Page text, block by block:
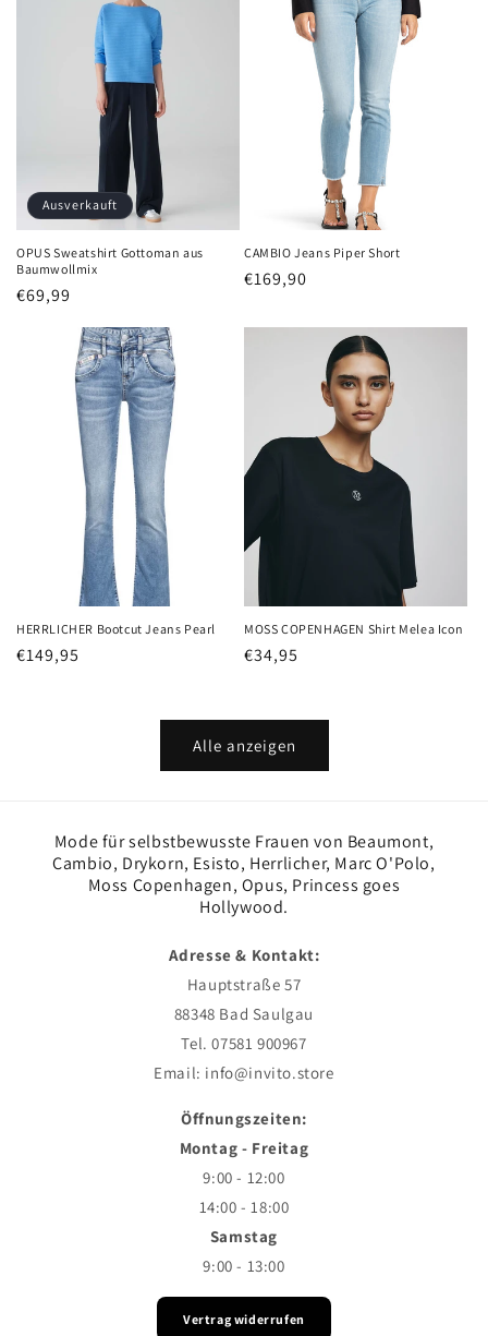
Ausverkauft
OPUS Sweatshirt Gottoman aus
Baumwollmix
Normaler
€69,99
CAMBIO Jeans Piper Short
Normaler
€169,90
HERRLICHER Bootcut Jeans Pearl
Normaler
€149,95
MOSS COPENHAGEN Shirt Melea Icon
Normaler
€34,95
Alle anzeigen
Mode für selbstbewusste Frauen von Beaumont,
Cambio, Drykorn, Esisto, Herrlicher, Marc O'Polo,
Moss Copenhagen, Opus, Princess goes
Hollywood.
Adresse & Kontakt:
Hauptstraße 57
88348 Bad Saulgau
Tel. 07581 900967
Email: info@invito.store
Öffnungszeiten:
Montag - Freitag
9:00 - 12:00
14:00 - 18:00
Samstag
9:00 - 13:00
Vertrag widerrufen